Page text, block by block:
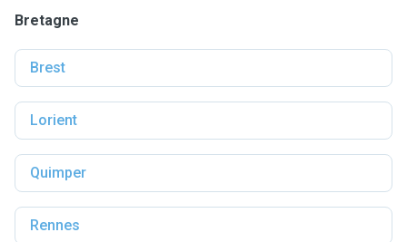
Bretagne
Brest
Lorient
Quimper
Rennes